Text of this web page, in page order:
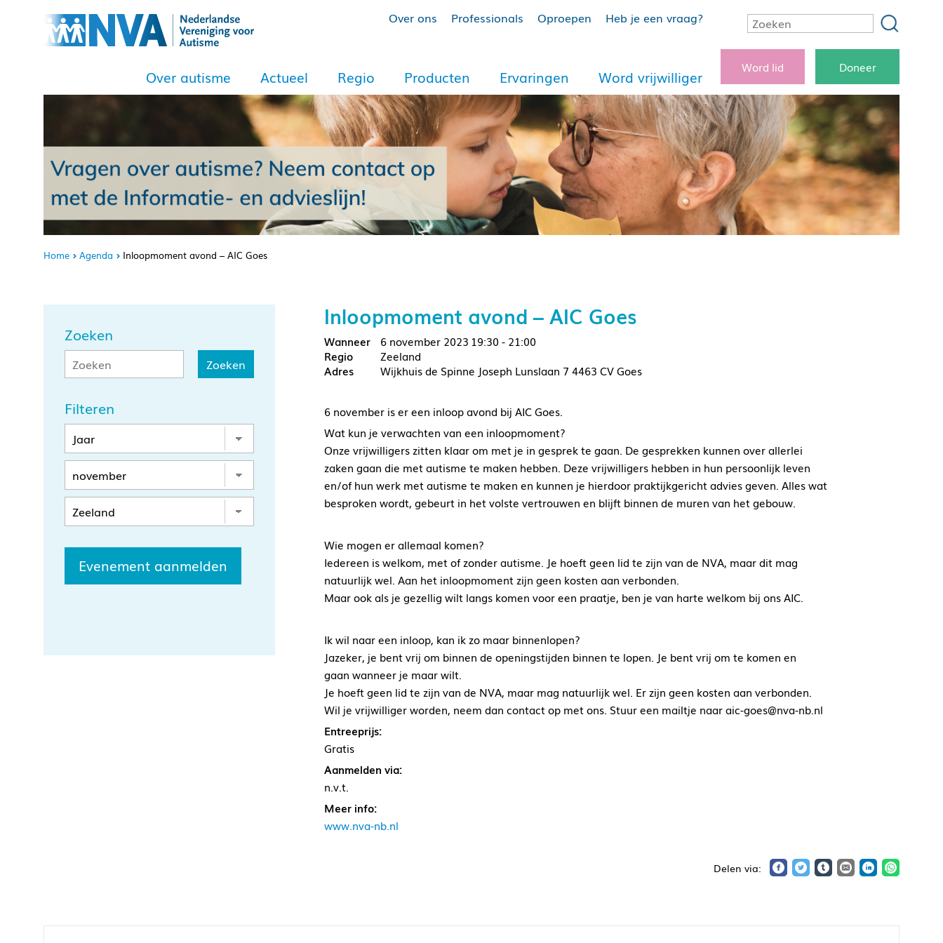
Over ons Professionals Oproepen Heb je een vraag?
Over autisme Actueel Regio Producten Ervaringen Word vrijwilliger
Word lid Doneer
Home Agenda Inloopmoment avond – AIC Goes
Zoeken
Filteren
Evenement aanmelden
Inloopmoment avond – AIC Goes
6 november 2023 19:30 - 21:00
Zeeland
Wijkhuis de Spinne Joseph Lunslaan 7 4463 CV Goes
6 november is er een inloop avond bij AIC Goes.
Wat kun je verwachten van een inloopmoment?
Onze vrijwilligers zitten klaar om met je in gesprek te gaan. De gesprekken kunnen over allerlei
zaken gaan die met autisme te maken hebben. Deze vrijwilligers hebben in hun persoonlijk leven
en/of hun werk met autisme te maken en kunnen je hierdoor praktijkgericht advies geven. Alles wat
besproken wordt, gebeurt in het volste vertrouwen en blijft binnen de muren van het gebouw.
Wie mogen er allemaal komen?
Iedereen is welkom, met of zonder autisme. Je hoeft geen lid te zijn van de NVA, maar dit mag
natuurlijk wel. Aan het inloopmoment zijn geen kosten aan verbonden.
Maar ook als je gezellig wilt langs komen voor een praatje, ben je van harte welkom bij ons AIC.
Ik wil naar een inloop, kan ik zo maar binnenlopen?
Jazeker, je bent vrij om binnen de openingstijden binnen te lopen. Je bent vrij om te komen en
gaan wanneer je maar wilt.
Je hoeft geen lid te zijn van de NVA, maar mag natuurlijk wel. Er zijn geen kosten aan verbonden.
Wil je vrijwilliger worden, neem dan contact op met ons. Stuur een mailtje naar aic-goes@nva-nb.nl
Entreeprijs:
Gratis
Aanmelden via:
n.v.t.
Meer info:
www.nva-nb.nl